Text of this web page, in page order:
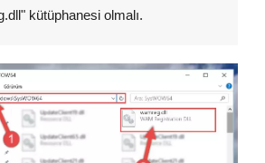
" kütüphanesi olmalı.